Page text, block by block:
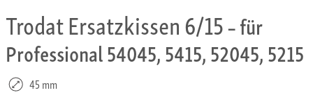
Trodat Ersatzkissen 6/15– für
Professional 54045, 5415, 52045, 5215
45 mm